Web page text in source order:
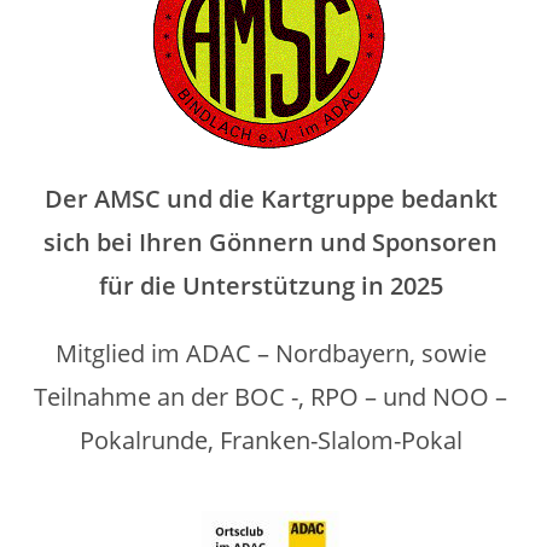
Der AMSC und die Kartgruppe bedankt
sich bei Ihren Gönnern und Sponsoren
für die Unterstützung in 2025
Mitglied im ADAC – Nordbayern, sowie
Teilnahme an der BOC -, RPO – und NOO –
Pokalrunde, Franken-Slalom-Pokal